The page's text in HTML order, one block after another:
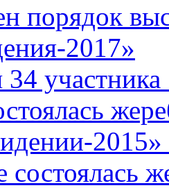
порядок
2017»
34
2015»